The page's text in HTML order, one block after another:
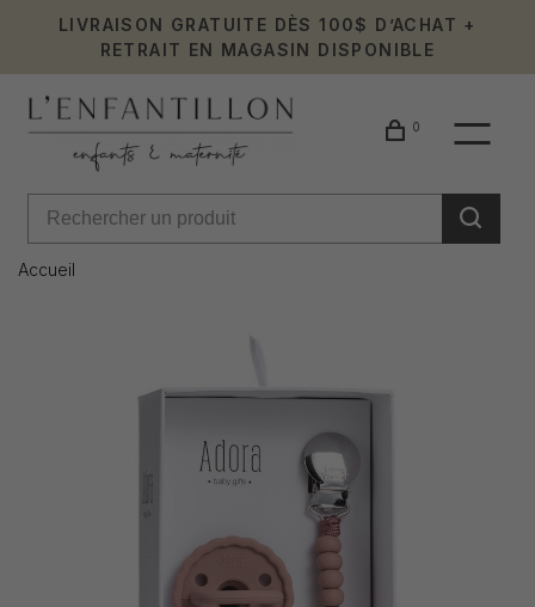
LIVRAISON GRATUITE DÈS 100$ D’ACHAT +
RETRAIT EN MAGASIN DISPONIBLE
0
Accueil